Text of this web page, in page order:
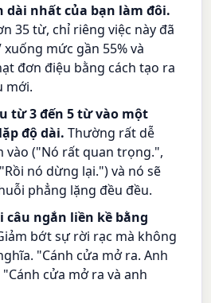
dài nhất của bạn làm đôi.
35 từ, chỉ riêng việc này đã
xuống mức gần 55% và
đơn điệu bằng cách tạo ra
mới.
từ 3 đến 5 từ vào một
độ dài. Thường rất dễ
vào ("Nó rất quan trọng.",
nó dừng lại.") và nó sẽ
phẳng lặng đều đều.
câu ngắn liền kề bằng
bớt sự rời rạc mà không
"Cánh cửa mở ra. Anh
cửa mở ra và anh